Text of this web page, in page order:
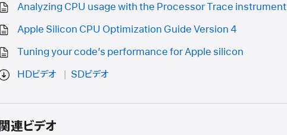
Analyzing CPU usage with the Processor Trace instrument
Apple Silicon CPU Optimization Guide Version 4
Tuning your code’s performance for Apple silicon
HDビデオ
SDビデオ
関連ビデオ